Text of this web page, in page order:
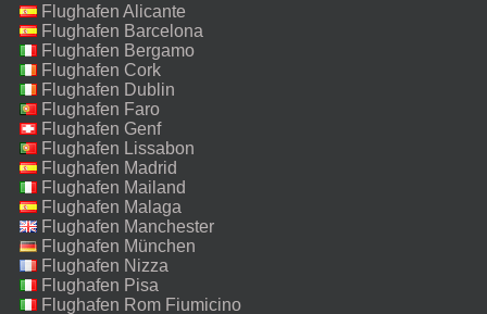
Flughafen Alicante
Flughafen Barcelona
Flughafen Bergamo
Flughafen Cork
Flughafen Dublin
Flughafen Faro
Flughafen Genf
Flughafen Lissabon
Flughafen Madrid
Flughafen Mailand
Malpensa
Flughafen Malaga
Flughafen Manchester
Flughafen München
Flughafen Nizza
Flughafen Pisa
Flughafen Rom Fiumicino